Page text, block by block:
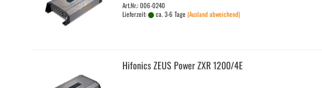
Art.Nr.: 006-0240
Lieferzeit:
ca. 3-6 Tage(Ausland abweichend)
Hi­fo­nics ZEUS Power ZXR 1200/4E